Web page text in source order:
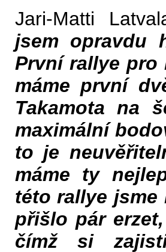
Jari-Matti
jsem opravdu
První rallye
máme první
Takamota na
maximální
to je
máme ty
této rallye jsme
přišlo pár
čímž si